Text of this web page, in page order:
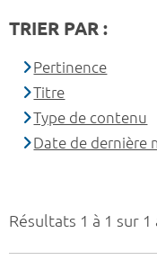
Résultats 1 à 1 sur
TRIER PAR :
Pertinence
Titre
Type de contenu
Date de dernière